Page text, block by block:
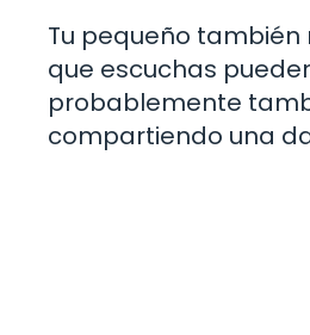
Tu pequeño también
que escuchas
probablemente
compartiendo una